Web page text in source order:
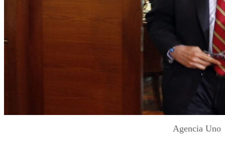
Agencia Uno